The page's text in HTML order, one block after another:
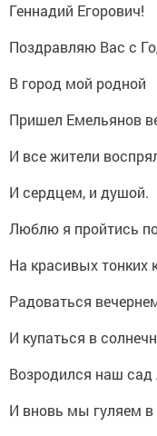
Геннадий Егорович!
Поздравляю Вас с
В город мой родной
Пришел Емельянов
И все жители
И сердцем, и душой.
Люблю я пройтись
На красивых тонких
Радоваться
И купаться в
Возродился наш сад
И вновь мы гуляем в